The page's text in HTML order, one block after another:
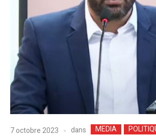
7 octobre 2023 dans MEDIA